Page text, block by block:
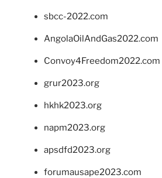
sbcc-2022.com
AngolaOilAndGas2022.com
Convoy4Freedom2022.com
grur2023.org
hkhk2023.org
napm2023.org
apsdfd2023.org
forumausape2023.com